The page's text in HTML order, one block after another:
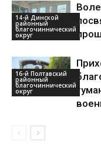
14-й Динской
районный
благочиннический
округ
16-й Полтавский
районный
благочиннический
округ